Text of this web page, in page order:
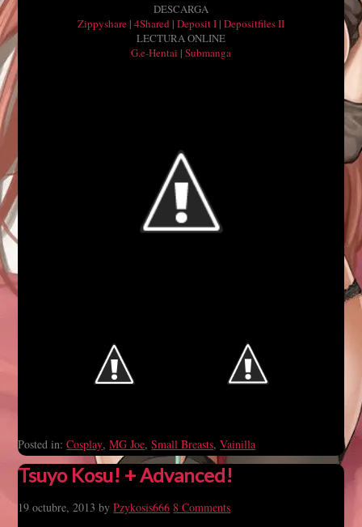
DESCARGA
Zippyshare | 4Shared | Deposit I | Depositfiles II
LECTURA ONLINE
G.e-Hentai | Submanga
Posted in:Cosplay,MG Joe,Small Breasts,Vainilla
Tsuyo Kosu! + Advanced!
19 octubre, 2013 byPzykosis666 8 Comments